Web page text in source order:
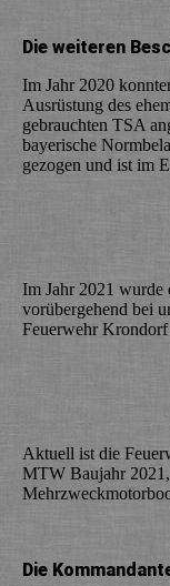
Die weiteren
Im Jahr 2020
Ausrüstung des
gebrauchten TSA
bayerische
gezogen und ist im
Im Jahr 2021 wurde
vorübergehend bei
Feuerwehr Krondorf
Aktuell ist die
MTW Baujahr
Die